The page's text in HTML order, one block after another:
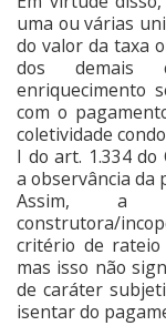
uma ou várias
do valor da taxa
dos demais
enriquecimento
com o
coletividade
I do art. 1.334 do
a observância da
Assim, a
construtora/
critério de rateio
mas isso não
de caráter
isentar do